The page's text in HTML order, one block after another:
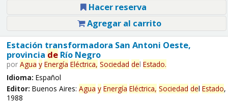
Hacer reserva
Agregar al carrito
Estación transformadora San Antoni Oeste,
provincia deRío Negro
por Agua y Energía Eléctrica, Sociedad del Estado.
Idioma: Español
Editor: Buenos Aires: Agua y Energía Eléctrica, Sociedad del Estado,
1988